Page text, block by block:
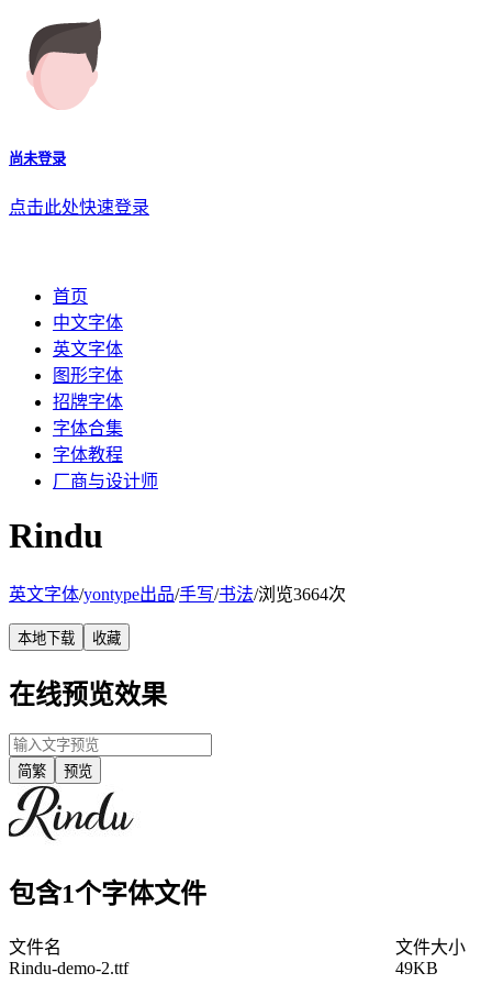
尚未登录
点击此处快速登录
首页
中文字体
英文字体
图形字体
招牌字体
字体合集
字体教程
厂商与设计师
Rindu
英文字体/yontype出品/手写/书法/浏览3664次
本地下载 收藏
在线预览效果
简繁 预览
包含1个字体文件
文件名
文件大小
Rindu-demo-2.ttf
49KB